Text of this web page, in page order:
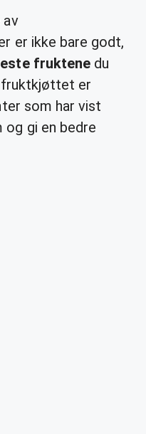
av
er ikke bare godt,
fruktenedu
fruktkjøttet er
som har vist
og gi en bedre